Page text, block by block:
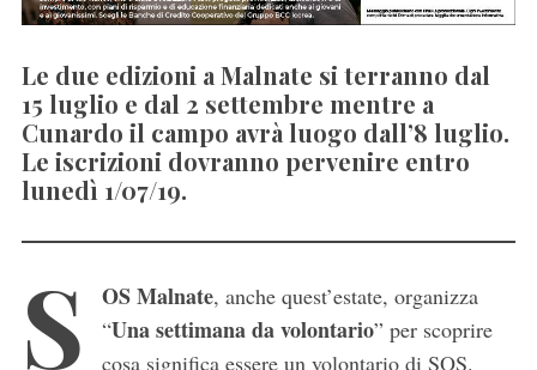
Le due edizioni a Malnate si terranno dal
15 luglio e dal 2 settembre mentre a
Cunardo il campo avrà luogo dall’8 luglio.
Le iscrizioni dovranno pervenire entro
lunedì 1/07/19.
S OS Malnate, anche quest’estate, organizza
“Una settimana da volontario” per scoprire
cosa significa essere un volontario di SOS.